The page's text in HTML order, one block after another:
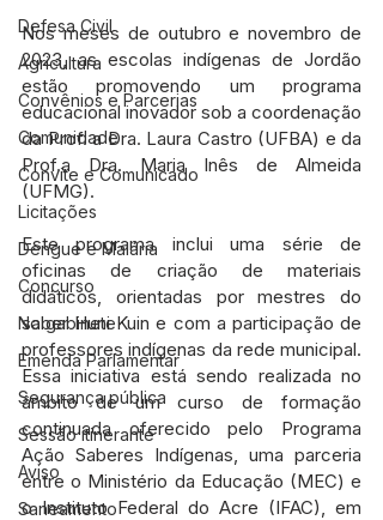
Defesa Civil
Agricultura
Convênios e Parcerias
Comunidade
Convite e Comunicado
Licitações
Dengue e Malária
Concurso
No gabinete
Emenda Parlamentar
Segurança pública
Sessão itinerante
Aviso
Saneamento
Nos meses de outubro e novembro de
2023, as escolas indígenas de Jordão
estão promovendo um programa
educacional inovador sob a coordenação
da Prof. a Dra. Laura Castro (UFBA) e da
Prof.a Dra. Maria Inês de Almeida
(UFMG).
Este programa inclui uma série de
oficinas de criação de materiais
didáticos, orientadas por mestres do
saber Huni Kuin e com a participação de
professores indígenas da rede municipal.
Essa iniciativa está sendo realizada no
âmbito de um curso de formação
continuada oferecido pelo Programa
Ação Saberes Indígenas, uma parceria
entre o Ministério da Educação (MEC) e
o Instituto Federal do Acre (IFAC), em